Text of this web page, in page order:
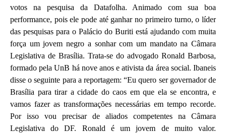
votos na pesquisa da Datafolha. Animado com sua boa
performance, pois ele pode até ganhar no primeiro turno, o líder
das pesquisas para o Palácio do Buriti está ajudando com muita
força um jovem negro a sonhar com um mandato na Câmara
Legislativa de Brasília. Trata-se do advogado Ronald Barbosa,
formado pela UnB há nove anos e ativista da área social. Ibaneis
disse o seguinte para a reportagem: “Eu quero ser governador de
Brasília para tirar a cidade do caos em que ela se encontra, e
vamos fazer as transformações necessárias em tempo recorde.
Por isso vou precisar de aliados competentes na Câmara
Legislativa do DF. Ronald é um jovem de muito valor.